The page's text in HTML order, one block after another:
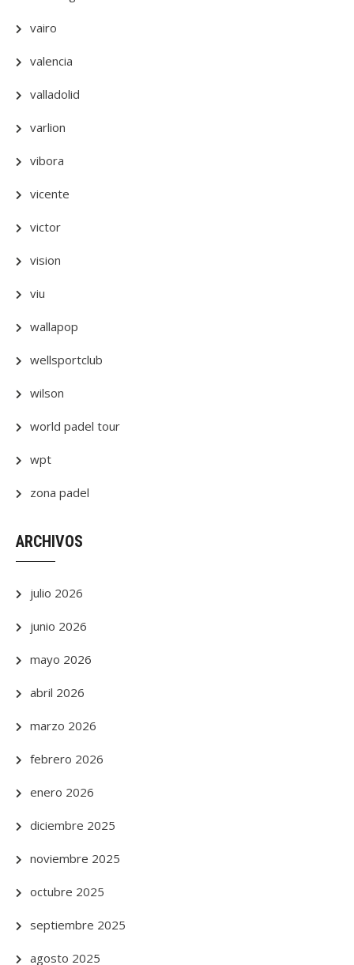
vairo
valencia
valladolid
varlion
vibora
vicente
victor
vision
viu
wallapop
wellsportclub
wilson
world padel tour
wpt
zona padel
ARCHIVOS
julio 2026
junio 2026
mayo 2026
abril 2026
marzo 2026
febrero 2026
enero 2026
diciembre 2025
noviembre 2025
octubre 2025
septiembre 2025
agosto 2025